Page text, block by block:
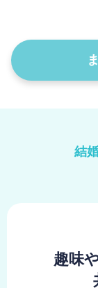
結
趣味